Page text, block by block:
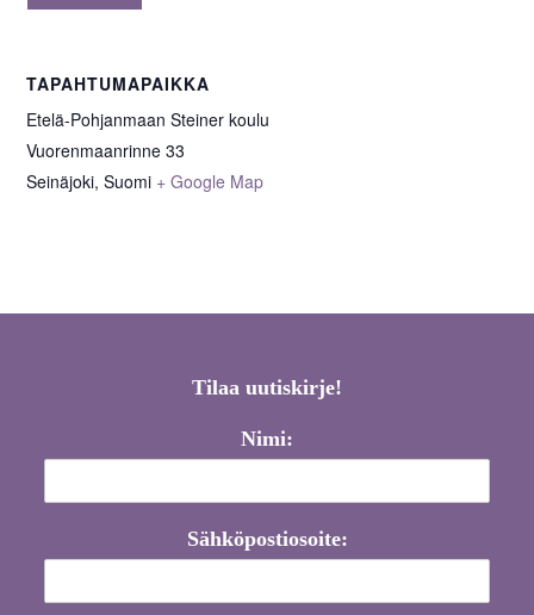
TAPAHTUMAPAIKKA
Etelä-Pohjanmaan Steiner koulu
Vuorenmaanrinne 33
Seinäjoki, Suomi + Google Map
Tilaa uutiskirje!
Nimi:
Sähköpostiosoite: